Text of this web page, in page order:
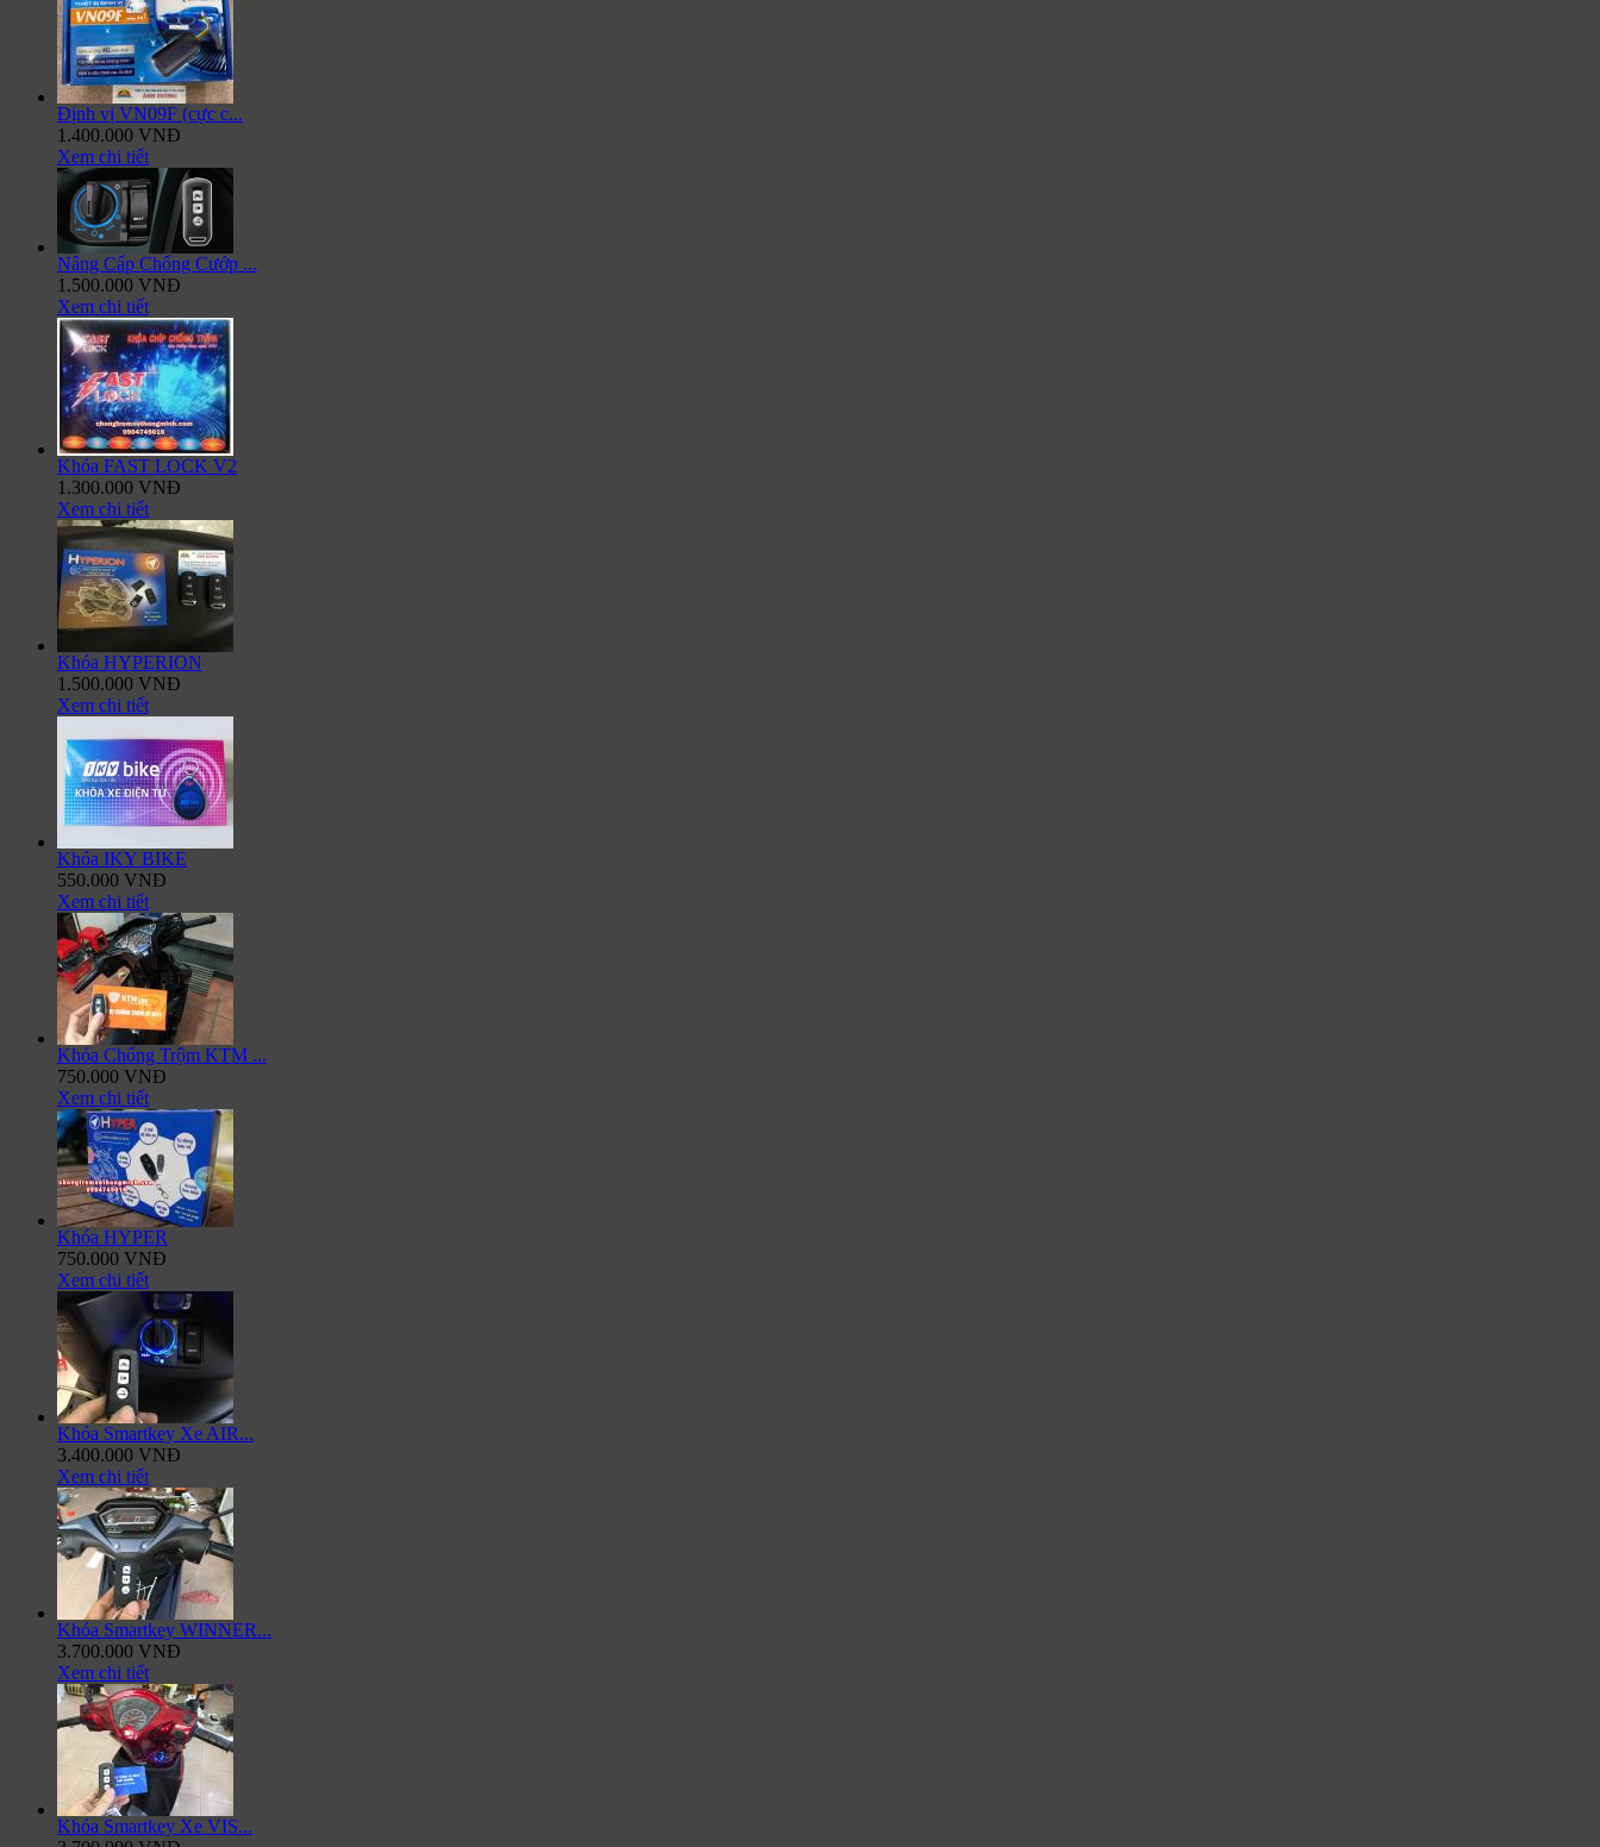
Định vị VN09F (cực c...
1.400.000 VNĐ
Xem chi tiết
Nâng Cấp Chống Cướp ...
1.500.000 VNĐ
Xem chi tiết
Khóa FAST LOCK V2
1.300.000 VNĐ
Xem chi tiết
Khóa HYPERION
1.500.000 VNĐ
Xem chi tiết
Khóa IKY BIKE
550.000 VNĐ
Xem chi tiết
Khóa Chống Trộm KTM ...
750.000 VNĐ
Xem chi tiết
Khóa HYPER
750.000 VNĐ
Xem chi tiết
Khóa Smartkey Xe AIR...
3.400.000 VNĐ
Xem chi tiết
Khóa Smartkey WINNER...
3.700.000 VNĐ
Xem chi tiết
Khóa Smartkey Xe VIS...